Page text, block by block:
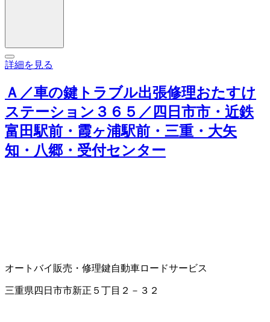
詳細を見る
Ａ／車の鍵トラブル出張修理おたすけ
ステーション３６５／四日市市・近鉄
富田駅前・霞ヶ浦駅前・三重・大矢
知・八郷・受付センター
オートバイ販売・修理鍵自動車ロードサービス
三重県四日市市新正５丁目２－３２